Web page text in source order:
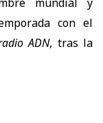
con el
ADN, tras la